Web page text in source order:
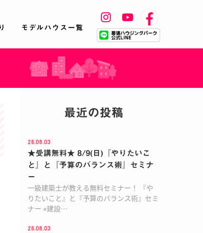
モデルハウス一覧
最近の投稿
26.08.03
★受講無料★ 8/9(日)『やりたいこ
と』と『予算のバランス術』セミナ
ー
一級建築士が教える無料セミナー！ 『や
りたいこと』と『予算のバランス術』セミ
ナー ⭐︎建設…
26.08.03